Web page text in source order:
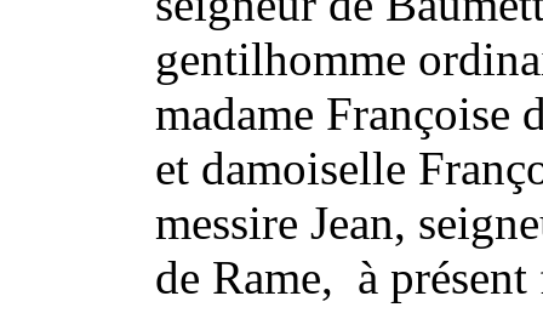
gentilhomme
madame Françoise
et damoiselle
messire Jean,
de Rame, à présent